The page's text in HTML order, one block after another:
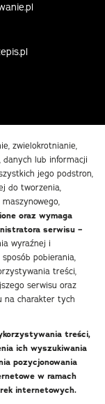
zwielokrotnianie,
lub informacji
jego podstron,
do tworzenia,
oraz wymaga
serwisu –
wyraźnej i
pobierania,
treści,
serwisu oraz
na charakter tych
treści,
ich wyszukiwania
pozycjonowania
w ramach
internetowych.